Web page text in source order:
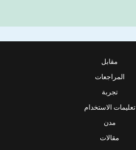
مقابل
المراجعات
تجربة
تعليمات الاستخدام
مدن
مقالات